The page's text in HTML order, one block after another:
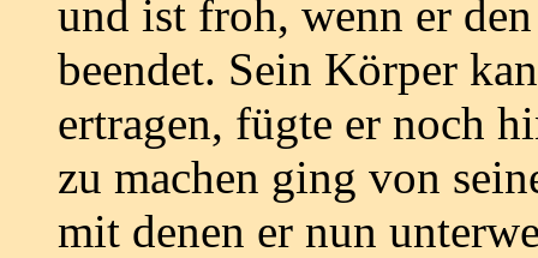
und ist froh, wenn er
beendet. Sein Körper
ertragen, fügte er noch
zu machen ging von
mit denen er nun